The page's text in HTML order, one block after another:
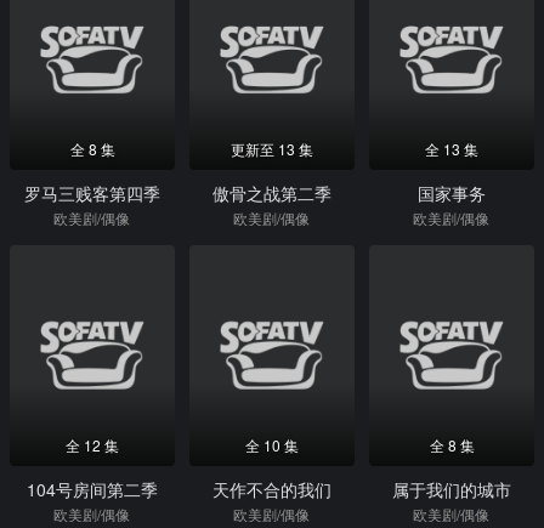
全 8 集
罗马三贱客第四季
欧美剧/偶像
更新至 13 集
傲骨之战第二季
欧美剧/偶像
全 13 集
国家事务
欧美剧/偶像
全 12 集
104号房间第二季
欧美剧/偶像
全 10 集
天作不合的我们
欧美剧/偶像
全 8 集
属于我们的城市
欧美剧/偶像